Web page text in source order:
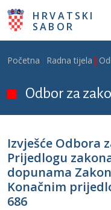
Skoči na glavni sadržaj
HRVATSKI
SABOR
Breadcrumb
Početna Radna tijela
Odbor za
Izvješće Odbora
Prijedlogu
dopunama
Konačnim
686